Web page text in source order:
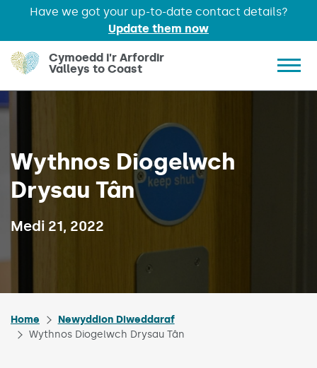
Have we got your up-to-date contact details?
Update them now
Skip to main content
Cymoedd i'r Arfordir
Valleys to Coast
Wythnos Diogelwch
Drysau Tân
Medi 21, 2022
Home
Newyddion Diweddaraf
Wythnos Diogelwch Drysau Tân